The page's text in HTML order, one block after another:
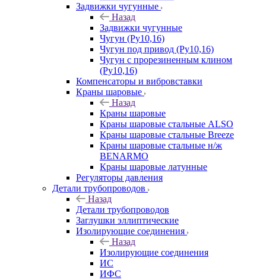
Задвижки чугунные
Назад
Задвижки чугунные
Чугун (Ру10,16)
Чугун под привод (Ру10,16)
Чугун с прорезиненным клином
(Ру10,16)
Компенсаторы и вибровставки
Краны шаровые
Назад
Краны шаровые
Краны шаровые стальные ALSO
Краны шаровые стальные Breeze
Краны шаровые стальные н/ж
BENARMO
Краны шаровые латунные
Регуляторы давления
Детали трубопроводов
Назад
Детали трубопроводов
Заглушки эллиптические
Изолирующие соединения
Назад
Изолирующие соединения
ИС
ИФС